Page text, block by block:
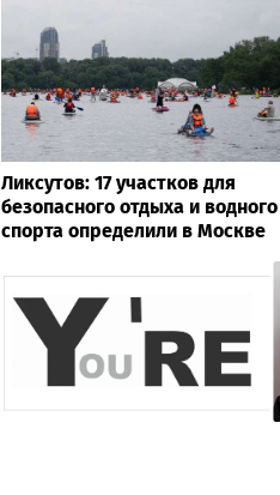
Ликсутов: 17 участков для
безопасного отдыха и водного
спорта определили в Москве